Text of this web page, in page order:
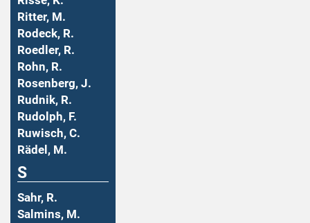
Ritter, M.
Rodeck, R.
Roedler, R.
Rohn, R.
Rosenberg, J.
Rudnik, R.
Rudolph, F.
Ruwisch, C.
Rädel, M.
S
Sahr, R.
Salmins, M.